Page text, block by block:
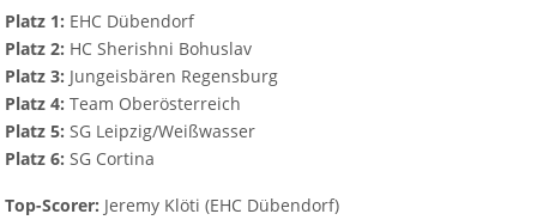
Platz 1: EHC Dübendorf
Platz 2: HC Sherishni Bohuslav
Platz 3: Jungeisbären Regensburg
Platz 4:Team Oberösterreich
Platz 5:SG Leipzig/Weißwasser
Platz 6:SG Cortina
Top-Scorer: Jeremy Klöti (EHC Dübendorf)